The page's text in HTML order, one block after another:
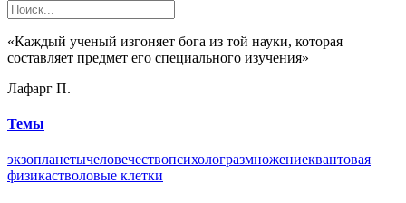
«Каждый ученый изгоняет бога из той науки, которая
составляет предмет его специального изучения»
Лафарг П.
Темы
экзопланетычеловечествопсихологразмножениеквантовая
физикастволовые клетки